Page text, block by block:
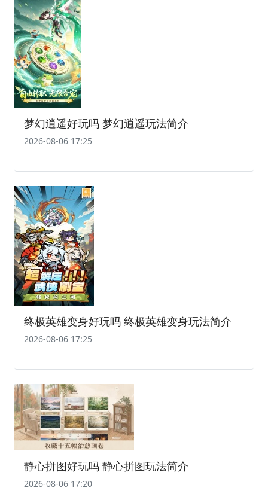
梦幻逍遥好玩吗 梦幻逍遥玩法简介
2026-08-06 17:25
终极英雄变身好玩吗 终极英雄变身玩法简介
2026-08-06 17:25
静心拼图好玩吗 静心拼图玩法简介
2026-08-06 17:20